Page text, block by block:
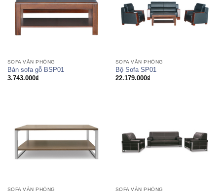
SOFA VĂN PHÒNG
Bàn sofa gỗ BSP01
3.743.000₫
SOFA VĂN PHÒNG
Bộ Sofa SP01
22.179.000₫
SOFA VĂN PHÒNG SOFA VĂN PHÒNG